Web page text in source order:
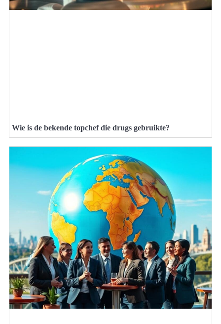
Wie is de bekende topchef die drugs gebruikte?